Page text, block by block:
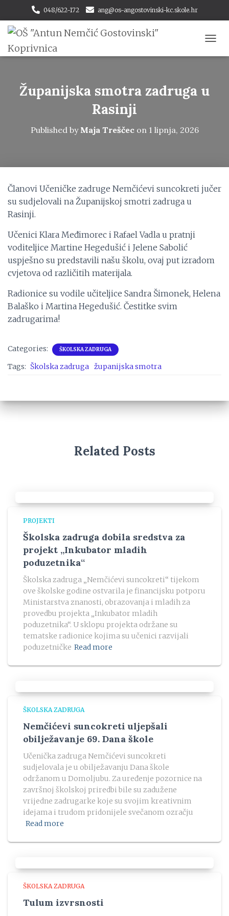
048/622-172 ang@os-angostovinski-kc.skole.hr
O
N
Županijska smotra zadruga u
Rasinji
Published by Maja Treščecon 1 lipnja, 2026
Članovi Učeničke zadruge Nemčićevi suncokreti jučer
su sudjelovali na Županijskoj smotri zadruga u
Rasinji.
Učenici Klara Međimorec i Rafael Vadla u pratnji
voditeljice Martine Hegedušić i Jelene Sabolić
uspješno su predstavili našu školu, ovaj put izradom
cvjetova od različitih materijala.
Radionice su vodile učiteljice Sandra Šimonek, Helena
Balaško i Martina Hegedušić. Čestitke svim
zadrugarima!
Categories: ŠKOLSKA ZADRUGA
Tags: Školska zadruga županijska smotra
Related Posts
PROJEKTI
Školska zadruga dobila sredstva za
projekt „Inkubator mladih
poduzetnika“
Školska zadruga „Nemčićevi suncokreti“ tijekom
ove školske godine ostvarila je financijsku potporu
Ministarstva znanosti, obrazovanja i mladih za
provedbu projekta „Inkubator mladih
poduzetnika“. U sklopu projekta održane su
tematske radionice kojima su učenici razvijali
poduzetničke Read more
ŠKOLSKA ZADRUGA
Nemčićevi suncokreti uljepšali
obilježavanje 69. Dana škole
Učenička zadruga Nemčićevi suncokreti
sudjelovala je u obilježavanju Dana škole
održanom u Domoljubu. Za uređenje pozornice na
završnoj školskoj priredbi bile su zadužene
vrijedne zadrugarke koje su svojim kreativnim
idejama i trudom pridonijele svečanom ozračju
Read more
ŠKOLSKA ZADRUGA
Tulum izvrsnosti